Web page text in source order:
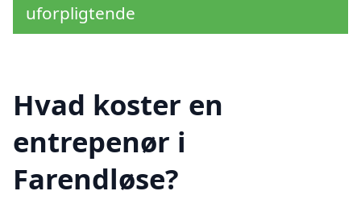
uforpligtende
Hvad koster en
entrepenør i
Farendløse?